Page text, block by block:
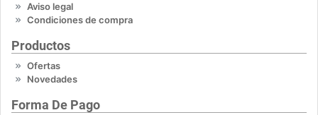
Aviso legal
Condiciones de compra
Productos
Ofertas
Novedades
Forma De Pago